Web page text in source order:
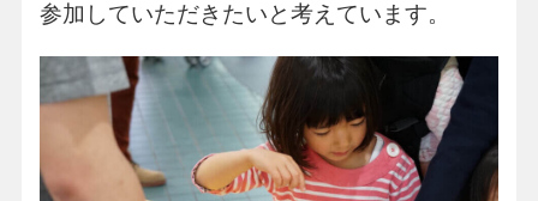
参加していただきたいと考えています。